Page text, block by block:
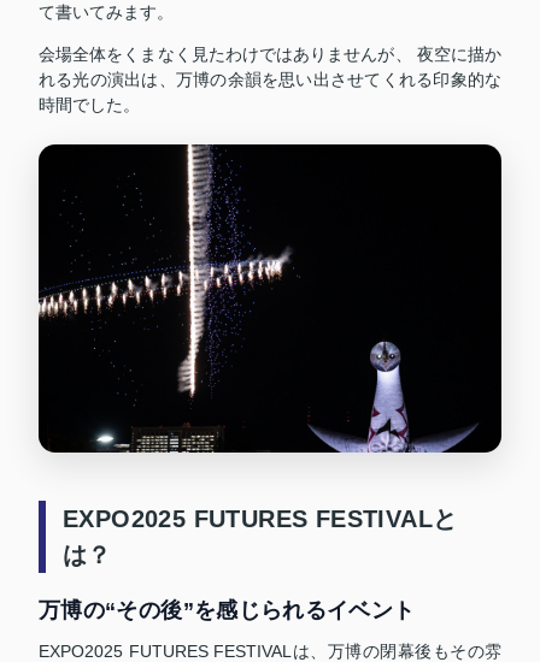
て書いてみます。
会場全体をくまなく見たわけではありませんが、 夜空に描か
れる光の演出は、万博の余韻を思い出させてくれる印象的な
時間でした。
EXPO2025 FUTURES FESTIVALと
は？
万博の“その後”を感じられるイベント
EXPO2025 FUTURES FESTIVALは、万博の閉幕後もその雰